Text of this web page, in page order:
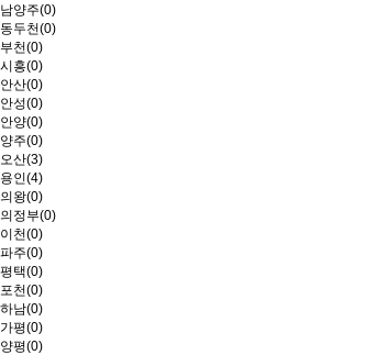
남양주(0)
동두천(0)
부천(0)
시흥(0)
안산(0)
안성(0)
안양(0)
양주(0)
오산(3)
용인(4)
의왕(0)
의정부(0)
이천(0)
파주(0)
평택(0)
포천(0)
하남(0)
가평(0)
양평(0)